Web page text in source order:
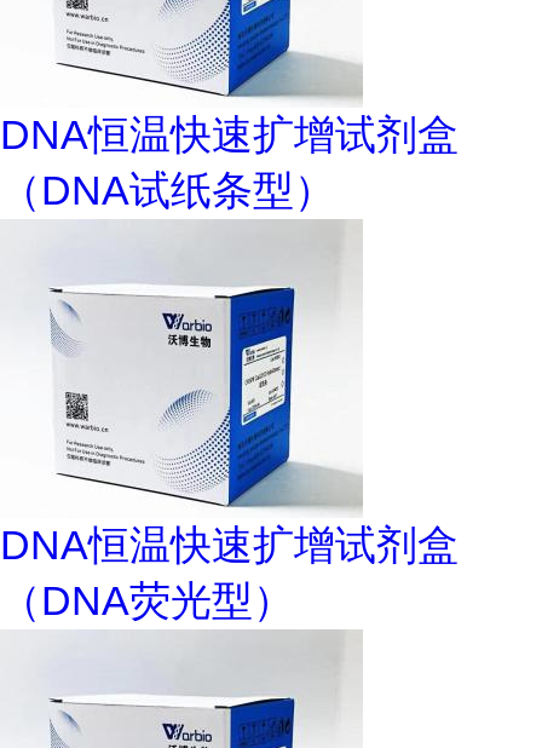
DNA恒温快速扩增试剂盒
（DNA试纸条型）
DNA恒温快速扩增试剂盒
（DNA荧光型）